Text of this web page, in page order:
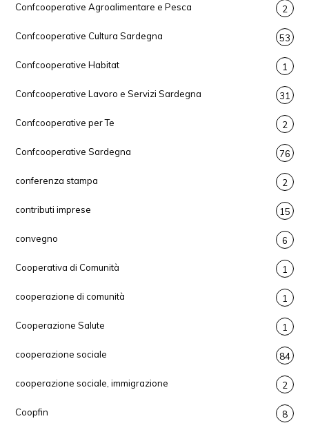
Confcooperative Agroalimentare e Pesca 2
Confcooperative Cultura Sardegna 53
Confcooperative Habitat 1
Confcooperative Lavoro e Servizi Sardegna 31
Confcooperative per Te 2
Confcooperative Sardegna 76
conferenza stampa 2
contributi imprese 15
convegno 6
Cooperativa di Comunità 1
cooperazione di comunità 1
Cooperazione Salute 1
cooperazione sociale 84
cooperazione sociale, immigrazione 2
Coopfin 8